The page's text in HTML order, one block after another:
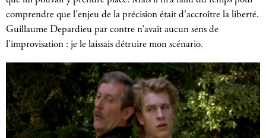
comprendre que l’enjeu de la précision était d’accroître la liberté.
Guillaume Depardieu par contre n’avait aucun sens de
l’improvisation : je le laissais détruire mon scénario.